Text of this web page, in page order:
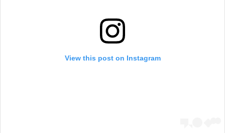
View this post on Instagram